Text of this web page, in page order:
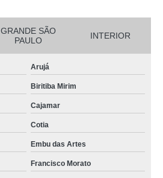
GRANDE SÃO
PAULO
INTERIOR
Arujá
Biritiba Mirim
Cajamar
Cotia
Embu das Artes
Francisco Morato